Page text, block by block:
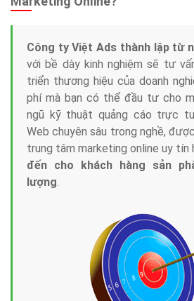
Công ty Việt Ads thành lập từ
với bề dày kinh nghiệm sẽ tư
triển thương hiệu của doanh
phí mà bạn có thể đầu tư cho
ngũ kỹ thuật quảng cáo trực
Web chuyên sâu trong nghề,
trung tâm marketing online uy tín
đến cho khách hàng sản
lượng.